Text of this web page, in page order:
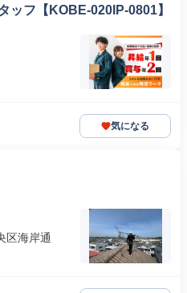
ッフ【KOBE-020IP-0801】
気になる
区海岸通